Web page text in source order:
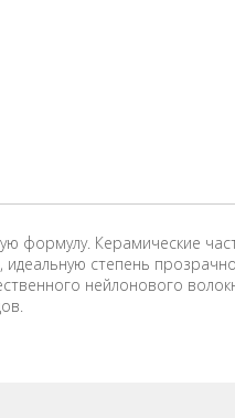
формулу. Керамические
степень
нейлонового